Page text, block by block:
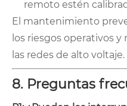
remoto estén
El mantenimiento
los riesgos operativos
las redes de alto voltaje.
8. Preguntas